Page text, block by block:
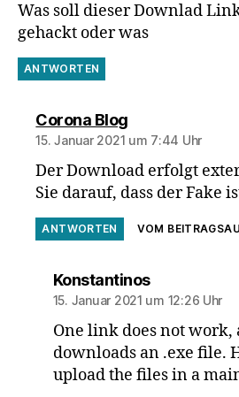
Was soll dieser Downlad
gehackt oder was
ANTWORTEN
Corona Blogsagt:
15. Januar 2021 um 7:44 Uhr
Der Download erfolgt
Sie darauf, dass der Fake
ANTWORTEN VOM
Konstantinossagt:
15. Januar 2021 um 12:26 Uhr
One link does not
downloads an .exe file.
upload the files in a